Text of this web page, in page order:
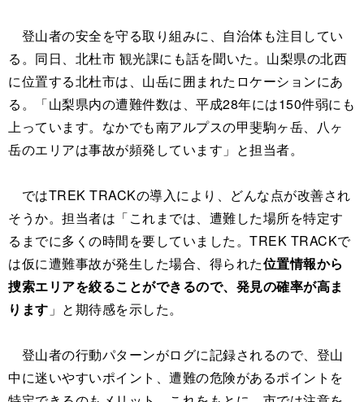
登山者の安全を守る取り組みに、自治体も注目してい
る。同日、北杜市 観光課にも話を聞いた。山梨県の北西
に位置する北杜市は、山岳に囲まれたロケーションにあ
る。「山梨県内の遭難件数は、平成28年には150件弱にも
上っています。なかでも南アルプスの甲斐駒ヶ岳、八ヶ
岳のエリアは事故が頻発しています」と担当者。
ではTREK TRACKの導入により、どんな点が改善され
そうか。担当者は「これまでは、遭難した場所を特定す
るまでに多くの時間を要していました。TREK TRACKで
は仮に遭難事故が発生した場合、得られた位置情報から
捜索エリアを絞ることができるので、発見の確率が高ま
ります 」と期待感を示した。
登山者の行動パターンがログに記録されるので、登山
中に迷いやすいポイント、遭難の危険があるポイントを